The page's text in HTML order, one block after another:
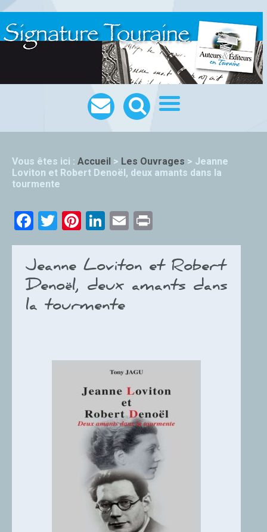
Vous êtes ici : Accueil > Les Ouvrages > Jeanne
Loviton et Robert Denoël, deux amants dans la
tourmente
Facebook
TwitterPinterest
LinkedIn
Email
Jeanne Loviton et Robert
Denoël, deux amants dans
la tourmente